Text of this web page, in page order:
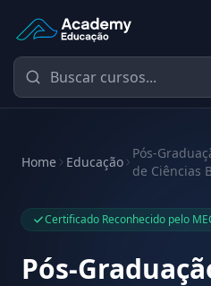
Academy Educação — Página
Home Educação
Pós-
de Ciências
Certificado Reconhecido pelo
Pós-